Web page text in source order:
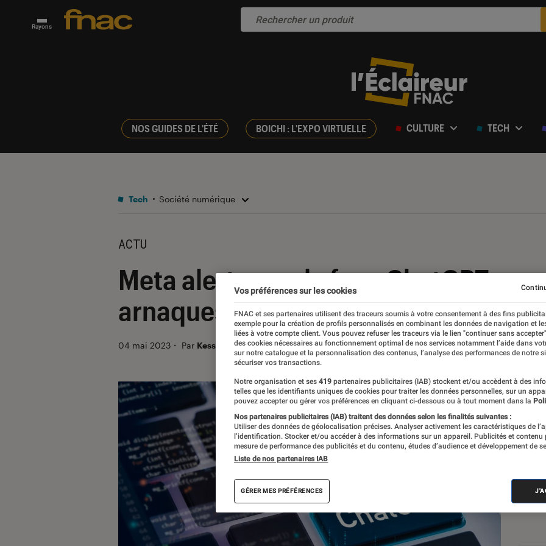
Rayons
NOS GUIDES DE L'ÉTÉ BOICHI : L'EXPO VIRTUELLE CULTURE TECH
Tech Société numérique
ACTU
Meta alerte sur de faux ChatGPT
arnaques
04 mai 2023 ・ Par Kesso Diallo
Vos préférences sur les cookies
FNAC et ses partenaires utilisent des traceurs soumis à votre consentement à des fins
exemple pour la création de profils personnalisés en combinant les données de navigation et
liées à votre compte client. Vous pouvez refuser les traceurs via le lien "continuer sans
des cookies nécessaires au fonctionnement optimal de nos services notamment l’aide dans
sur notre catalogue et la personnalisation des contenus, l’analyse des performances de notre
sécuriser vos transactions.
Notre organisation et ses 419 partenaires publicitaires (IAB) stockent et/ou accèdent à des
telles que les identifiants uniques de cookies pour traiter les données personnelles, sur un
pouvez accepter ou gérer vos préférences en cliquant ci-dessous ou à tout moment dans la
Nos partenaires publicitaires (IAB) traitent des données selon les finalités suivantes :
Utiliser des données de géolocalisation précises. Analyser activement les caractéristiques de
l’identification. Stocker et/ou accéder à des informations sur un appareil. Publicités et contenu
mesure de performance des publicités et du contenu, études d’audience et développement de
Liste de nos partenaires IAB
GÉRER MES PRÉFÉRENCES